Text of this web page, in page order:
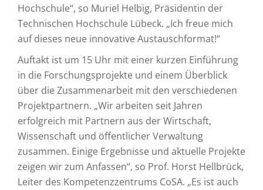
Hochschule“, so Muriel Helbig, Präsidentin der
Technischen Hochschule Lübeck. „Ich freue mich
auf dieses neue innovative Austauschformat!“
Auftakt ist um 15 Uhr mit einer kurzen Einführung
in die Forschungsprojekte und einem Überblick
über die Zusammenarbeit mit den verschiedenen
Projektpartnern. „Wir arbeiten seit Jahren
erfolgreich mit Partnern aus der Wirtschaft,
Wissenschaft und öffentlicher Verwaltung
zusammen. Einige Ergebnisse und aktuelle Projekte
zeigen wir zum Anfassen“, so Prof. Horst Hellbrück,
Leiter des Kompetenzzentrums CoSA. „Es ist auch